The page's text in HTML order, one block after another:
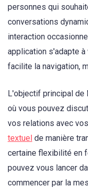
personnes qui
conversations
interaction
application s'adapte
facilite la navigation,
L'objectif principal de
où vous pouvez
vos relations avec
textuel de manière
certaine flexibilité en
pouvez vous lancer
commencer par la